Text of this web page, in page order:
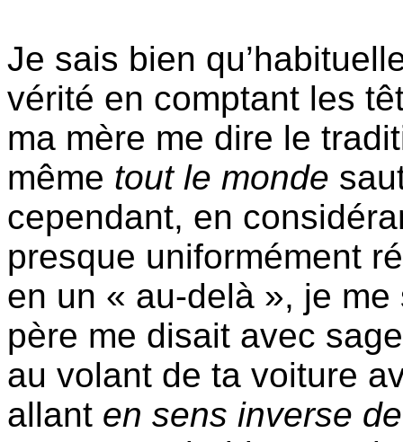
Je sais bien
vérité en comptant les
ma mère me dire le
même tout le monde
cependant, en
presque uniformément
en un « au-delà », je
père me disait avec
au volant de ta voiture
allant en sens inverse